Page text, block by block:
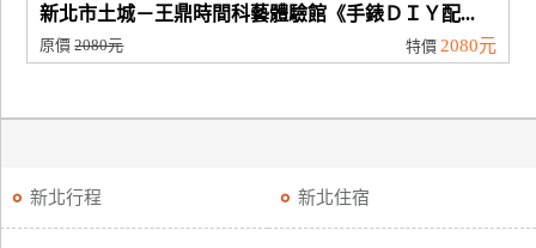
新北市土城－王鼎時間科藝體驗館《手錶ＤＩＹ配...
原價2080元 特價 2080元
新北行程 新北住宿